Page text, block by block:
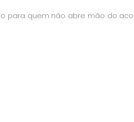
para quem não abre mão do